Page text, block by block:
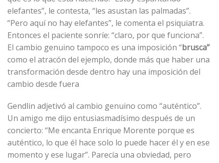
elefantes”, le contesta, “les asustan las palmadas”.
“Pero aquí no hay elefantes”, le comenta el psiquiatra.
Entonces el paciente sonríe: “claro, por que funciona”.
El cambio genuino tampoco es una imposición “brusca”
como el atracón del ejemplo, donde más que haber una
transformación desde dentro hay una imposición del
cambio desde fuera
Gendlin adjetivó al cambio genuino como “auténtico”.
Un amigo me dijo entusiasmadísimo después de un
concierto: “Me encanta Enrique Morente porque es
auténtico, lo que él hace solo lo puede hacer él y en ese
momento y ese lugar”. Parecía una obviedad, pero